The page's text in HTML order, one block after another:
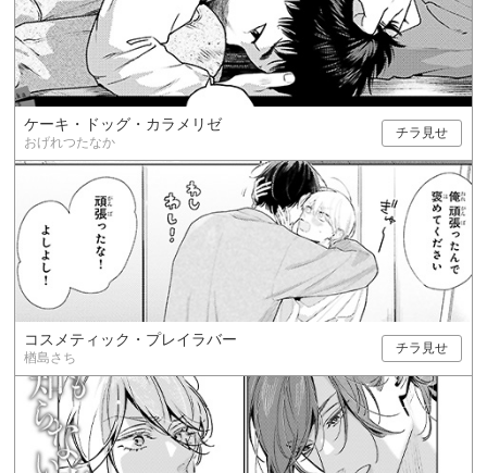
ケーキ・ドッグ・カラメリゼ
おげれつたなか
チラ見せ
コスメティック・プレイラバー
楢島さち
チラ見せ